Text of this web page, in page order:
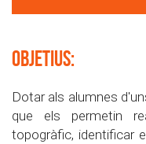
OBJETIUS:
Dotar als alumnes
que els permetin
topogràfic, identificar